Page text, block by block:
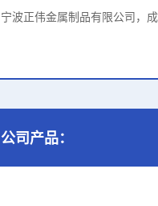
宁波正伟金属制品有限公司，
公司产品：